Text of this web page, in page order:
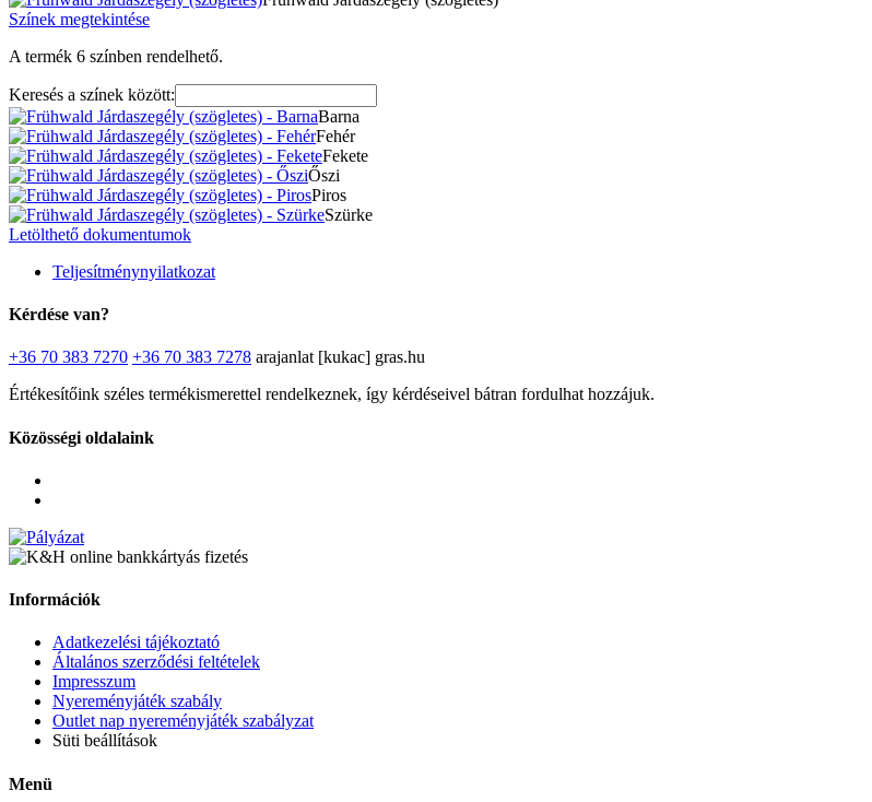
Színek megtekintése
A termék 6 színben rendelhető.
Keresés a színek között:
Barna
Fehér
Fekete
Őszi
Piros
Szürke
Letölthető dokumentumok
Teljesítménynyilatkozat
Kérdése van?
+36 70 383 7270 +36 70 383 7278 arajanlat [kukac] gras.hu
Értékesítőink széles termékismerettel rendelkeznek, így kérdéseivel bátran fordulhat hozzájuk.
Közösségi oldalaink
Információk
Adatkezelési tájékoztató
Általános szerződési feltételek
Impresszum
Nyereményjáték szabály
Outlet nap nyereményjáték szabályzat
Süti beállítások
Menü